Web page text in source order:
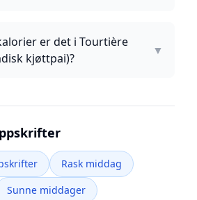
er det i Tourtière
kjøttpai)?
▼
Rask middag
Sunne middager